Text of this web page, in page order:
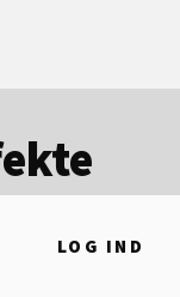
LOG IND